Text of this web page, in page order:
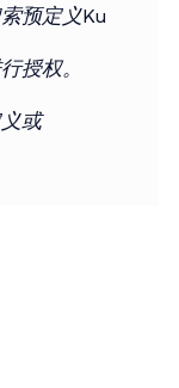
预定义Ku
授权。
或